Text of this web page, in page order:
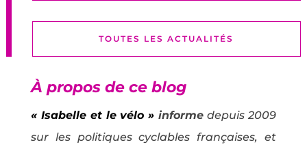
TOUTES LES ACTUALITÉS
À propos de ce blog
« Isabelle et le vélo » informe depuis 2009
sur les politiques cyclables françaises, et